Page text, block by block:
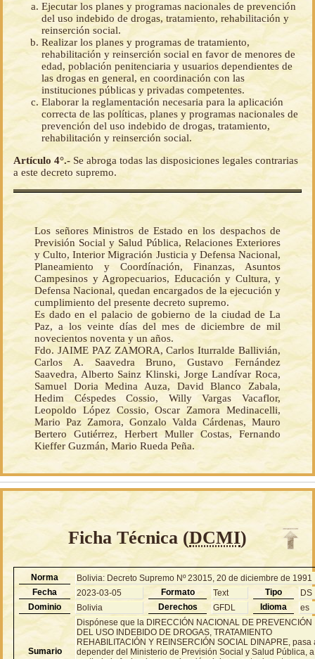
Ejecutar los planes y programas nacionales de prevención
del uso indebido de drogas, tratamiento, rehabilitación y
reinserción social.
Realizar los planes y programas de tratamiento,
rehabilitación y reinserción social en favor de menores de
edad, población penitenciaria y usuarios dependientes de
las drogas en general, en coordinación con las
instituciones públicas y privadas competentes.
Elaborar la reglamentación necesaria para la aplicación
correcta de las políticas, planes y programas nacionales de
prevención del uso indebido de drogas, tratamiento,
rehabilitación y reinserción social.
Artículo 4°.- Se abroga todas las disposiciones legales contrarias
a este decreto supremo.
Los señores Ministros de Estado en los despachos de
Previsión Social y Salud Pública, Relaciones Exteriores
y Culto, Interior Migración Justicia y Defensa Nacional,
Planeamiento y Coordínación, Finanzas, Asuntos
Campesinos y Agropecuarios, Educación y Cultura, y
Defensa Nacional, quedan encargados de la ejecución y
cumplimiento del presente decreto supremo.
Es dado en el palacio de gobierno de la ciudad de La
Paz, a los veinte días del mes de diciembre de mil
novecientos noventa y un años.
Fdo. JAIME PAZ ZAMORA, Carlos Iturralde Ballivián,
Carlos A. Saavedra Bruno, Gustavo Fernández
Saavedra, Alberto Sainz Klinski, Jorge Landívar Roca,
Samuel Doria Medina Auza, David Blanco Zabala,
Hedim Céspedes Cossio, Willy Vargas Vacaflor,
Leopoldo López Cossio, Oscar Zamora Medinacelli,
Mario Paz Zamora, Gonzalo Valda Cárdenas, Mauro
Bertero Gutiérrez, Herbert Muller Costas, Fernando
Kieffer Guzmán, Mario Rueda Peña.
Ficha Técnica (DCMI)
Norma
Bolivia: Decreto Supremo Nº 23015, 20 de diciembre de 1991
Fecha
2023-03-05 Formato Text Tipo
DS
Dominio
Bolivia Derechos GFDL Idioma es
Sumario
Dispónese que la DIRECCIÓN NACIONAL DE PREVENCIÓN
DEL USO INDEBIDO DE DROGAS, TRATAMIENTO
REHABILITACIÓN Y REINSERCIÓN SOCIAL DINAPRE, pasa
depender del Ministerio de Previsión Social y Salud Pública, a